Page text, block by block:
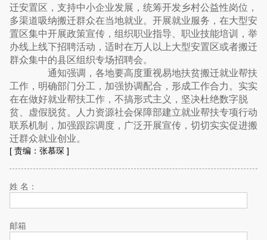
迁安置区，支持中小企业发展，统筹开发乡村公益性岗位，
多渠道吸纳搬迁群众在当地就业。开展就业服务，在大型安
置区集中开展政策宣传，组织职业指导、职业技能培训，举
办线上线下招聘活动，适时在万人以上大型安置区或者搬迁
群众集中的县区组织专场招聘会。
通知强调，各地要高度重视易地扶贫搬迁就业帮扶
工作，明确部门分工，加强协调配合，形成工作合力。实实
在在做好就业帮扶工作，不搞形式主义，坚决杜绝数字脱
贫、虚假脱贫。人力资源社会保障部建立就业帮扶专项行动
联系机制，加强跟踪调度，广泛开展宣传，切切实实促进搬
迁群众就业创业。
[ 责编：张慕琛 ]
姓 名：
邮箱